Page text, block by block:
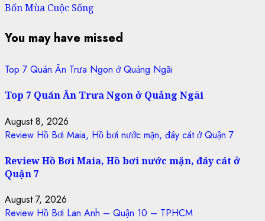
Bốn Mùa Cuộc Sống
You may have missed
Top 7 Quán Ăn Trưa Ngon ở Quảng Ngãi
Top 7 Quán Ăn Trưa Ngon ở Quảng Ngãi
August 8, 2026
Review Hồ Bơi Maia, Hồ bơi nước mặn, đáy cát ở Quận 7
Review Hồ Bơi Maia, Hồ bơi nước mặn, đáy cát ở
Quận 7
August 7, 2026
Review Hồ Bơi Lan Anh – Quận 10 – TPHCM